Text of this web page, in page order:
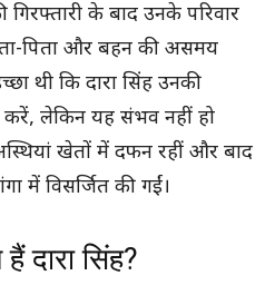
के बाद उनके परिवार
पिता और बहन की असमय
थी कि दारा सिंह उनकी
करें, लेकिन यह संभव नहीं हो
खेतों में दफन रहीं और बाद
में विसर्जित की गईं।
दारा सिंह?